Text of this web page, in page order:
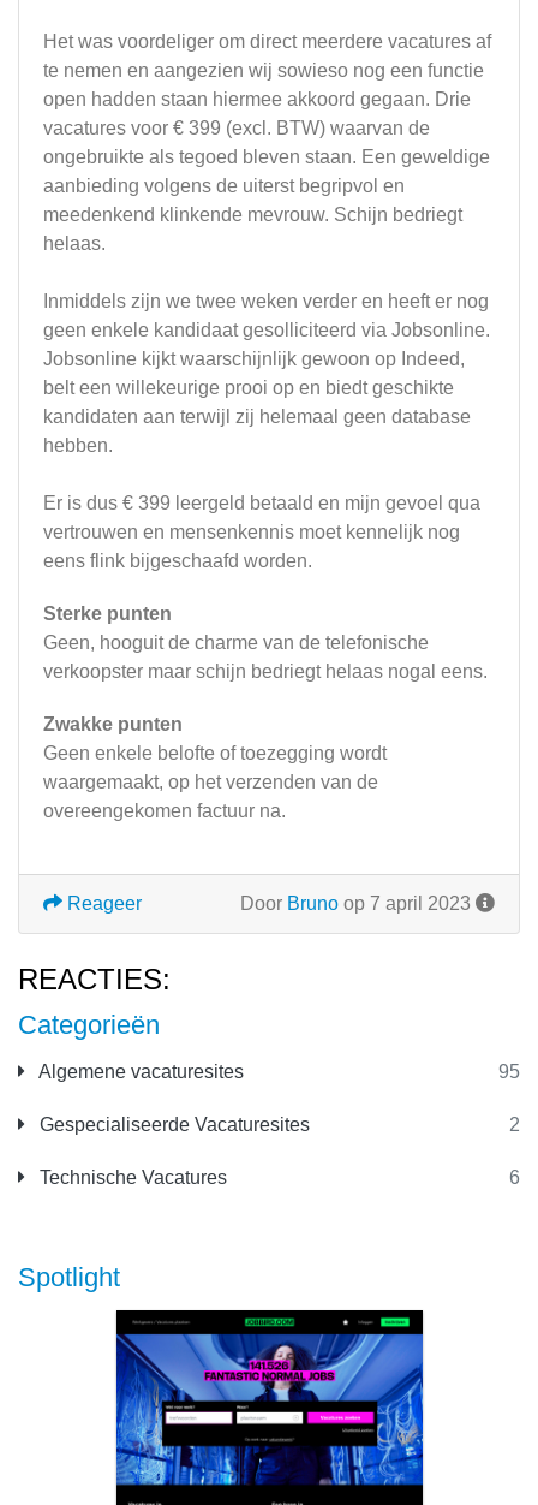
Categorieën
Algemene vacaturesites 95
Gespecialiseerde Vacaturesites 2
Technische Vacatures 6
Spotlight
Het was voordeliger om direct meerdere vacatures af
te nemen en aangezien wij sowieso nog een functie
open hadden staan hiermee akkoord gegaan. Drie
vacatures voor € 399 (excl. BTW) waarvan de
ongebruikte als tegoed bleven staan. Een geweldige
aanbieding volgens de uiterst begripvol en
meedenkend klinkende mevrouw. Schijn bedriegt
helaas.
Inmiddels zijn we twee weken verder en heeft er nog
geen enkele kandidaat gesolliciteerd via Jobsonline.
Jobsonline kijkt waarschijnlijk gewoon op Indeed,
belt een willekeurige prooi op en biedt geschikte
kandidaten aan terwijl zij helemaal geen database
hebben.
Er is dus € 399 leergeld betaald en mijn gevoel qua
vertrouwen en mensenkennis moet kennelijk nog
eens flink bijgeschaafd worden.
Sterke punten
Geen, hooguit de charme van de telefonische
verkoopster maar schijn bedriegt helaas nogal eens.
Zwakke punten
Geen enkele belofte of toezegging wordt
waargemaakt, op het verzenden van de
overeengekomen factuur na.
Door Bruno op 7 april 2023
Reageer
REACTIES: